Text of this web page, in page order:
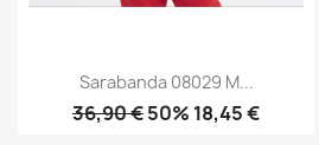
Sarabanda 08029 M...
36,90 €50% 18,45 €